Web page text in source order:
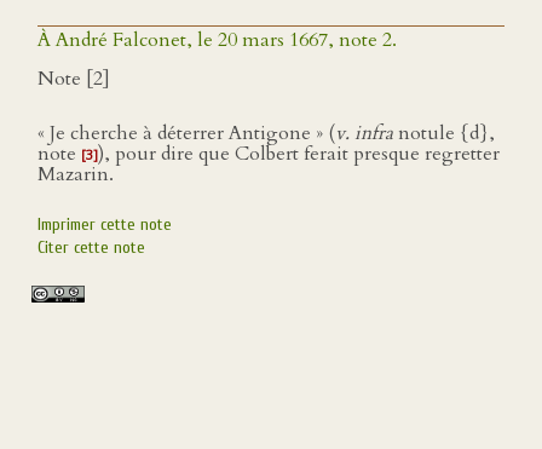
À André Falconet, le 20 mars 1667, note 2.
Note [2]
« Je cherche à déterrer Antigone » (v. infra notule {d},
note [3]), pour dire que Colbert ferait presque regretter
Mazarin.
Imprimer cette note
Citer cette note